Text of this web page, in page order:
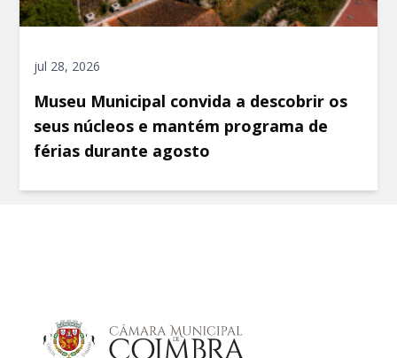
jul 28, 2026
Museu Municipal convida a descobrir os
seus núcleos e mantém programa de
férias durante agosto